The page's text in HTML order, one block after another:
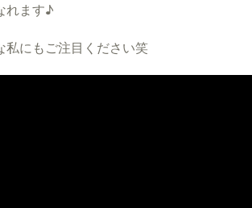
れます♪
私にもご注目ください笑